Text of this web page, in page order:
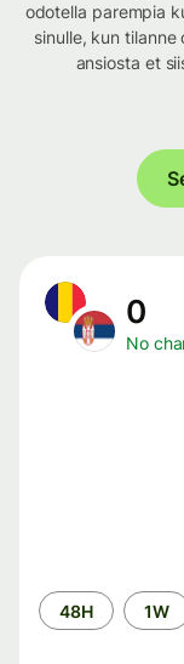
odotella parempia
sinulle, kun
ansiosta et
0
No
Time
period
48H 1W